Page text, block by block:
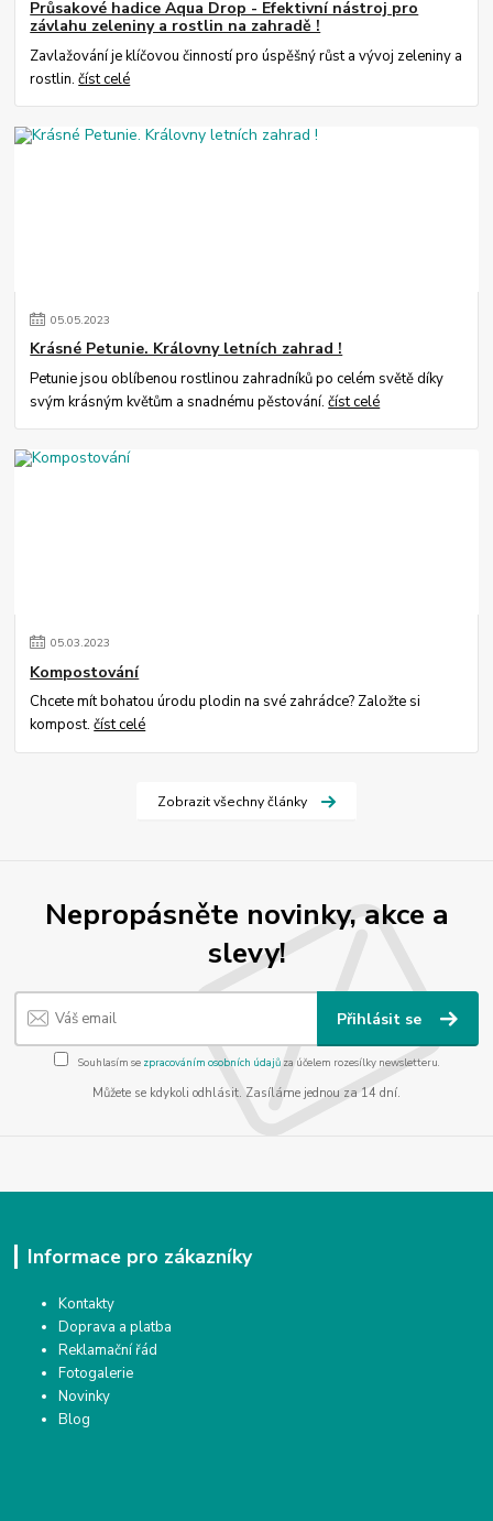
Průsakové hadice Aqua Drop - Efektivní nástroj pro
závlahu zeleniny a rostlin na zahradě !
Zavlažování je klíčovou činností pro úspěšný růst a vývoj zeleniny a
rostlin.číst celé
05.05.2023
Krásné Petunie. Královny letních zahrad !
Petunie jsou oblíbenou rostlinou zahradníků po celém světě díky
svým krásným květům a snadnému pěstování.číst celé
05.03.2023
Kompostování
Chcete mít bohatou úrodu plodin na své zahrádce? Založte si
kompost.číst celé
Zobrazit všechny články
Nepropásněte novinky, akce a
slevy!
Přihlásit se
Souhlasím se zpracováním osobních údajůza účelem rozesílky newsletteru.
Můžete se kdykoli odhlásit. Zasíláme jednou za 14 dní.
Informace pro zákazníky
Kontakty
Doprava a platba
Reklamační řád
Fotogalerie
Novinky
Blog